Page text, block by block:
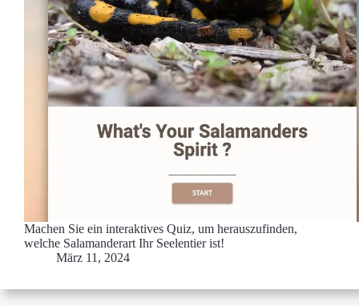
Machen Sie ein interaktives Quiz, um herauszufinden,
welche Salamanderart Ihr Seelentier ist!
März 11, 2024